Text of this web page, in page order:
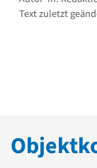
Text zuletzt